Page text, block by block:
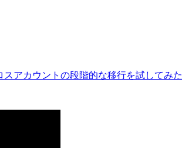
アカウントの段階的な移行を試してみた